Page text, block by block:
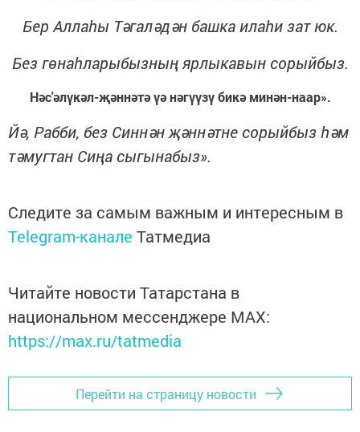
Бер Аллаһы Тәгаләдән башка илаһи зат юк.
Без гөнаһларыбызның ярлыкавын сорыйбыз.
Нәс'әлүкәл-җәннәтә үә нәгүүзү бикә минән-наар».
Йә, Рабби, без Синнән җәннәтне сорыйбыз һәм
тәмугтан Сиңа сыгынабыз».
Следите за самым важным и интересным в
Telegram-канале Татмедиа
Читайте новости Татарстана в
национальном мессенджере MАХ:
https://max.ru/tatmedia
Перейти на страницу новости